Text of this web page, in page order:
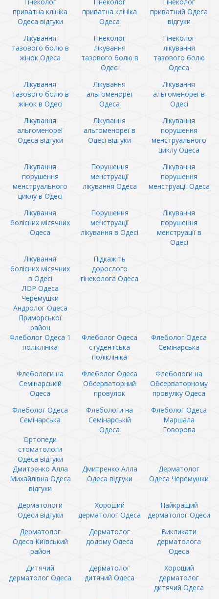
приватна клініка
Одеса відгуки
приватна клініка
Одеса
приватний Одеса
відгуки
Лікування
тазового болю в
жінок Одеса
Гінеколог
лікування
тазового болю в
Одесі
Гінеколог
лікування
тазового болю
Одеса
Лікування
тазового болю в
жінок в Одесі
Лікування
альгоменореї
Одеса
Лікування
альгоменореї в
Одесі
Лікування
альгоменореї
Одеса відгуки
Лікування
альгоменореї в
Одесі відгуки
Лікування
порушення
менструального
циклу Одеса
Лікування
порушення
менструального
циклу в Одесі
Порушення
менструації
лікування Одеса
Лікування
порушення
менструації Одеса
Лікування
болісних місячних
Одеса
Порушення
менструації
лікування в Одесі
Лікування
порушення
менструації в
Одесі
Лікування
болісних місячних
в Одесі
Підкажіть
дорослого
гінеколога Одеса
ЛОР Одеса
Черемушки
Андролог Одеса
Приморської
район
Флеболог Одеса 1
поліклініка
Флеболог Одеса
студентська
поліклініка
Флеболог Одеса
Семінарська
Флебологи на
Семінарській
Одеса
Флеболог Одеса
Обсерваторний
провулок
Флебологи на
Обсерваторному
провулку Одеса
Флеболог Одеса
Семінарська
Флебологи на
Семінарській
Одеса
Флеболог Одеса
Маршала
Говорова
Ортопеди
стоматологи
Одеса відгуки
Дмитренко Алла
Михайлівна Одеса
відгуки
Дмитренко Алла
Одеса відгуки
Дерматолог
Одеса Черемушки
Дерматологи
Одеси відгуки
Хороший
дерматолог Одеса
Найкращий
дерматолог Одеси
Дерматолог
Одеса Київський
район
Дерматолог
додому Одеса
Викликати
дерматолога
Одеса
Дитячий
дерматолог Одеса
Дерматолог
дитячий Одеса
Хороший
дерматолог
дитячий Одеса